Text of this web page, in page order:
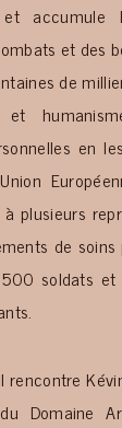
et
et des
de
et
en
plusieurs
de
soldats
rencontre
Domaine